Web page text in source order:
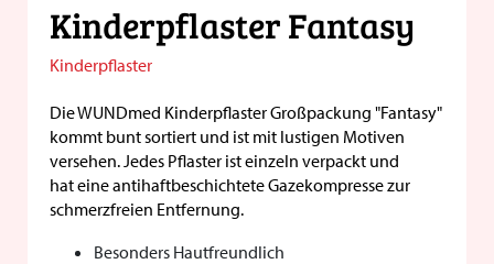
Kinderpflaster Fantasy
Kinderpflaster
Die WUNDmed Kinderpflaster Großpackung "Fantasy"
kommt bunt sortiert und ist mit lustigen Motiven
versehen. Jedes Pflaster ist einzeln verpackt und
hat eine antihaftbeschichtete Gazekompresse zur
schmerzfreien Entfernung.
Besonders Hautfreundlich